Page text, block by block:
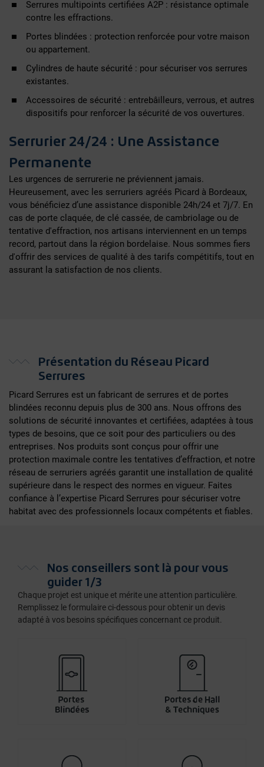
Serrures multipoints certifiées A2P : résistance optimale
contre les effractions.
Portes blindées : protection renforcée pour votre maison
ou appartement.
Cylindres de haute sécurité : pour sécuriser vos serrures
existantes.
Accessoires de sécurité : entrebâilleurs, verrous, et autres
dispositifs pour renforcer la sécurité de vos ouvertures.
Serrurier 24/24 : Une Assistance
Permanente
Les urgences de serrurerie ne préviennent jamais.
Heureusement, avec les serruriers agréés Picard à Bordeaux,
vous bénéficiez d’une assistance disponible 24h/24 et 7j/7. En
cas de porte claquée, de clé cassée, de cambriolage ou de
tentative d'effraction, nos artisans interviennent en un temps
record, partout dans la région bordelaise. Nous sommes fiers
d'offrir des services de qualité à des tarifs compétitifs, tout en
assurant la satisfaction de nos clients.
Présentation du Réseau Picard
Serrures
Picard Serrures est un fabricant de serrures et de portes
blindées reconnu depuis plus de 300 ans. Nous offrons des
solutions de sécurité innovantes et certifiées, adaptées à tous
types de besoins, que ce soit pour des particuliers ou des
entreprises. Nos produits sont conçus pour offrir une
protection maximale contre les tentatives d’effraction, et notre
réseau de serruriers agréés garantit une installation de qualité
supérieure dans le respect des normes en vigueur. Faites
confiance à l’expertise Picard Serrures pour sécuriser votre
habitat avec des professionnels locaux compétents et fiables.
Nos conseillers sont là pour vous
guider 1/3
Chaque projet est unique et mérite une attention particulière.
Remplissez le formulaire ci-dessous pour obtenir un devis
adapté à vos besoins spécifiques concernant ce produit.